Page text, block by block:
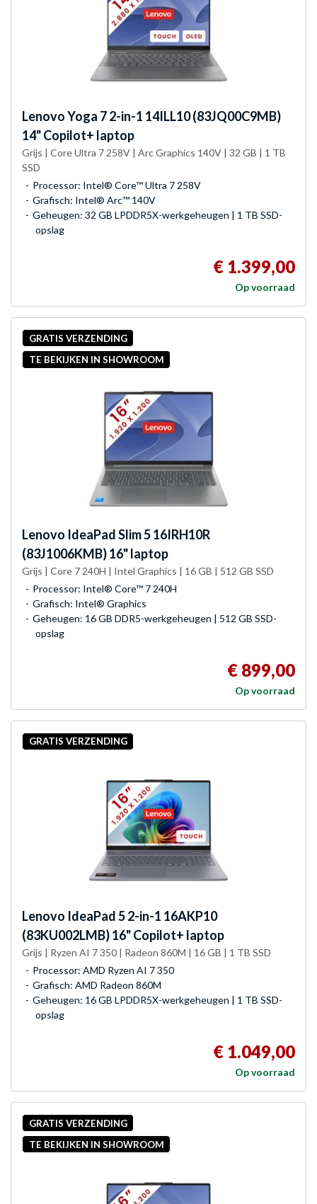
LenovoYoga 7 2-in-1 14ILL10 (83JQ00C9MB)
14" Copilot+ laptop
Grijs | Core Ultra 7 258V | Arc Graphics 140V | 32 GB | 1 TB
SSD
Processor: Intel® Core™ Ultra 7 258V
Grafisch: Intel® Arc™ 140V
Geheugen: 32 GB LPDDR5X-werkgeheugen | 1 TB SSD-
opslag
€ 1.399,00
Op voorraad
GRATIS VERZENDING
TE BEKIJKEN IN SHOWROOM
Lenovo IdeaPad Slim 5 16IRH10R
(83J1006KMB) 16" laptop
Grijs | Core 7 240H | Intel Graphics | 16 GB | 512 GB SSD
Processor: Intel® Core™ 7 240H
Grafisch: Intel® Graphics
Geheugen: 16 GB DDR5-werkgeheugen | 512 GB SSD-
opslag
€ 899,00
Op voorraad
GRATIS VERZENDING
Lenovo IdeaPad 5 2-in-1 16AKP10
(83KU002LMB) 16" Copilot+ laptop
Grijs | Ryzen AI 7 350 | Radeon 860M | 16 GB | 1 TB SSD
Processor: AMD Ryzen AI 7 350
Grafisch: AMD Radeon 860M
Geheugen: 16 GB LPDDR5X-werkgeheugen | 1 TB SSD-
opslag
€ 1.049,00
Op voorraad
GRATIS VERZENDING
TE BEKIJKEN IN SHOWROOM